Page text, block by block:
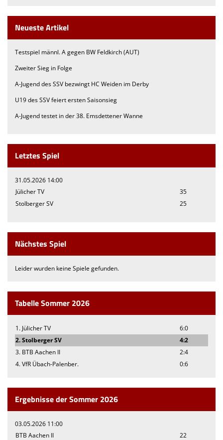
Neueste Artikel
Testspiel männl. A gegen BW Feldkirch (AUT)
Zweiter Sieg in Folge
A-Jugend des SSV bezwingt HC Weiden im Derby
U19 des SSV feiert ersten Saisonsieg
A-Jugend testet in der 38. Emsdettener Wanne
Letztes Spiel
31.05.2026 14:00
Jülicher TV
35
Stolberger SV
25
Nächstes Spiel
Leider wurden keine Spiele gefunden.
Tabelle Sommer 2026
1. Jülicher TV
6:0
2. Stolberger SV
4:2
3. BTB Aachen II
2:4
4. VfR Übach-Palenber.
0:6
Ergebnisse der Sommer 2026
03.05.2026 11:00
BTB Aachen II
22